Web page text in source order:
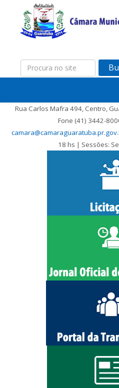
Rua Carlos Mafra 494, Centro,
Fone (41) 3442-
18 hs | Sessões: